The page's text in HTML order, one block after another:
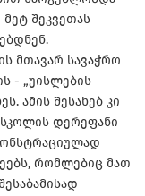
შეკვეთას
მთავარ სავაჭრო
- „უისლების
ამის შესახებ კი
დერეფანი
რომლებიც მათ